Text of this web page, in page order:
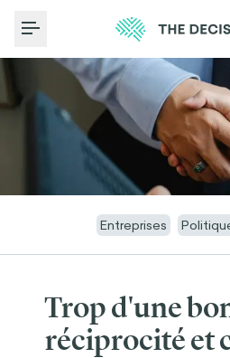
Toggle Menu
Entreprises
Trop d'une
réciprocité et